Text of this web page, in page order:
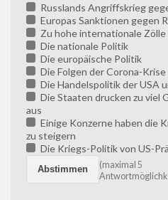
Russlands Angriffskrieg
Europas Sanktionen gegen
Zu hohe internationale Zölle
Die nationale Politik
Die europäische Politik
Die Folgen der Corona-Krise
Die Handelspolitik der USA
Die Staaten drucken zu viel
aus
Einige Konzerne haben die
zu steigern
Die Kriegs-Politik von US-
(maximal 5